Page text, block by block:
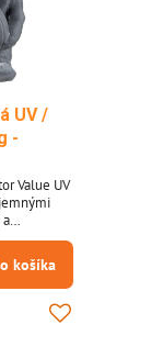
UV /
-
Value UV
tuto
tiskárně
405
Použití na
rozsahu
košíka